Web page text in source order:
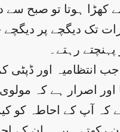
کھڑا ہوتا تو صبح
تک دیگچے پر دیگچے
رہتے۔
انتظامیہ اور ڈپٹی
اور اصرار ہے کہ
کہ آپ کے احاطہ کو